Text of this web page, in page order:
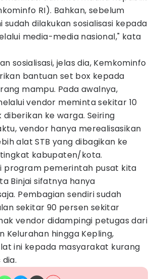
RI). Bahkan, sebelum
sudah dilakukan sosialisasi kepada
media-media nasional," kata
sosialisasi, jelas dia, Kemkominfo
bantuan set box kepada
mampu. Pada awalnya,
vendor meminta sekitar 10
diberikan ke warga. Seiring
vendor hanya merealisasikan
alat STB yang dibagikan ke
kabupaten/kota.
program pemerintah pusat kita
Binjai sifatnya hanya
Pembagian sendiri sudah
sekitar 90 persen sekitar
vendor didampingi petugas dari
Kelurahan hingga Kepling,
ini kepada masyarakat kurang